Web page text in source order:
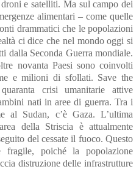
e satelliti. Ma sul campo dei
alimentari ‒ come quelle
drammatici che le popolazioni
ci dice che nel mondo oggi si
dalla Seconda Guerra mondiale.
novanta Paesi sono coinvolti
e milioni di sfollati. Save the
crisi umanitarie attive
nati in aree di guerra. Tra i
al Sudan, c’è Gaza. L’ultima
della Striscia è attualmente
del cessate il fuoco. Questo
fragile, poiché la popolazione
distruzione delle infrastrutture